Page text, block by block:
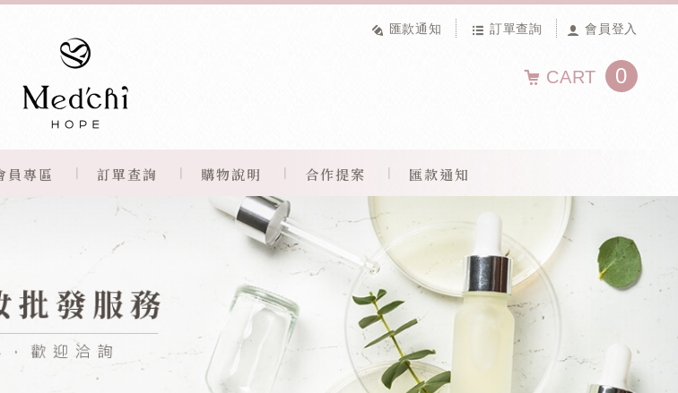
匯款通知 訂單查詢 會員登入
CART 0
員專區 訂單查詢 購物說明 合作提案 匯款通知